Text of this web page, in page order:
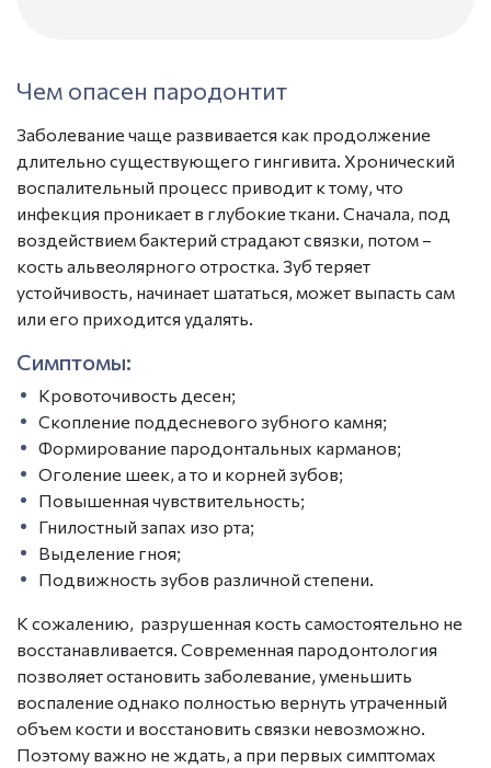
Чем опасен пародонтит
Заболевание чаще развивается как продолжение
длительно существующего гингивита. Хронический
воспалительный процесс приводит к тому, что
инфекция проникает в глубокие ткани. Сначала, под
воздействием бактерий страдают связки, потом –
кость альвеолярного отростка. Зуб теряет
устойчивость, начинает шататься, может выпасть сам
или его приходится удалять.
Симптомы:
Кровоточивость десен;
Скопление поддесневого зубного камня;
Формирование пародонтальных карманов;
Оголение шеек, а то и корней зубов;
Повышенная чувствительность;
Гнилостный запах изо рта;
Выделение гноя;
Подвижность зубов различной степени.
К сожалению, разрушенная кость самостоятельно не
восстанавливается. Современная пародонтология
позволяет остановить заболевание, уменьшить
воспаление однако полностью вернуть утраченный
объем кости и восстановить связки невозможно.
Поэтому важно не ждать, а при первых симптомах